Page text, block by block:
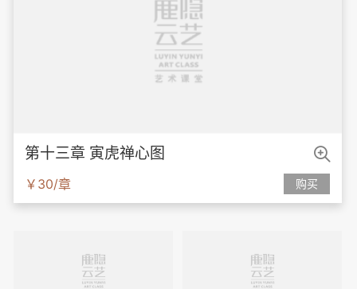
第十三章 寅虎禅心图
￥30/章 购买
